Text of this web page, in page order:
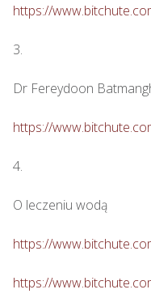
https://
3.
Dr Fereydoon
https://
4.
O leczeniu wodą
https://
https://